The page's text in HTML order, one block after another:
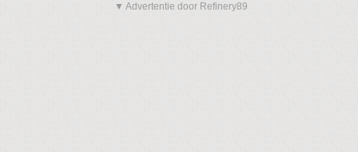
▼ Advertentie door Refinery89